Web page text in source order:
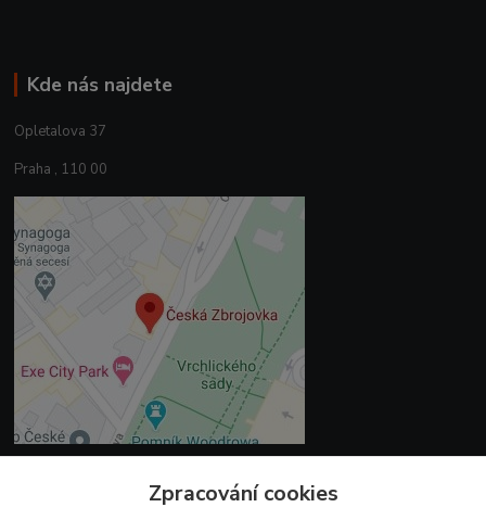
Kde nás najdete
Opletalova 37
Praha , 110 00
Zpracování cookies